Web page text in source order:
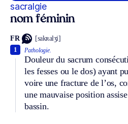
sacralgie
nom féminin
FR [sakʀalʒi]
Pathologie.
Douleur du sacrum
les fesses ou le dos) ayant
voire une fracture de l’os,
une mauvaise position
bassin.
1